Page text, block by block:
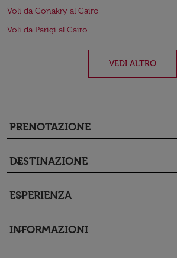
Voli da Conakry al Cairo
Voli da Parigi al Cairo
VEDI ALTRO
PRENOTAZIONE
keyboard_arrow_down
DESTINAZIONE
keyboard_arrow_down
ESPERIENZA
keyboard_arrow_down
INFORMAZIONI
keyboard_arrow_down